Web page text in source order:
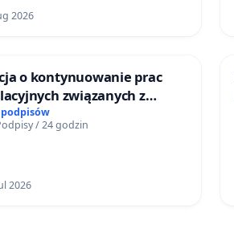
2026
o kontynuowanie prac
związanych z
prawa rodzinnego
podpisów
/ 24 godzin
2026